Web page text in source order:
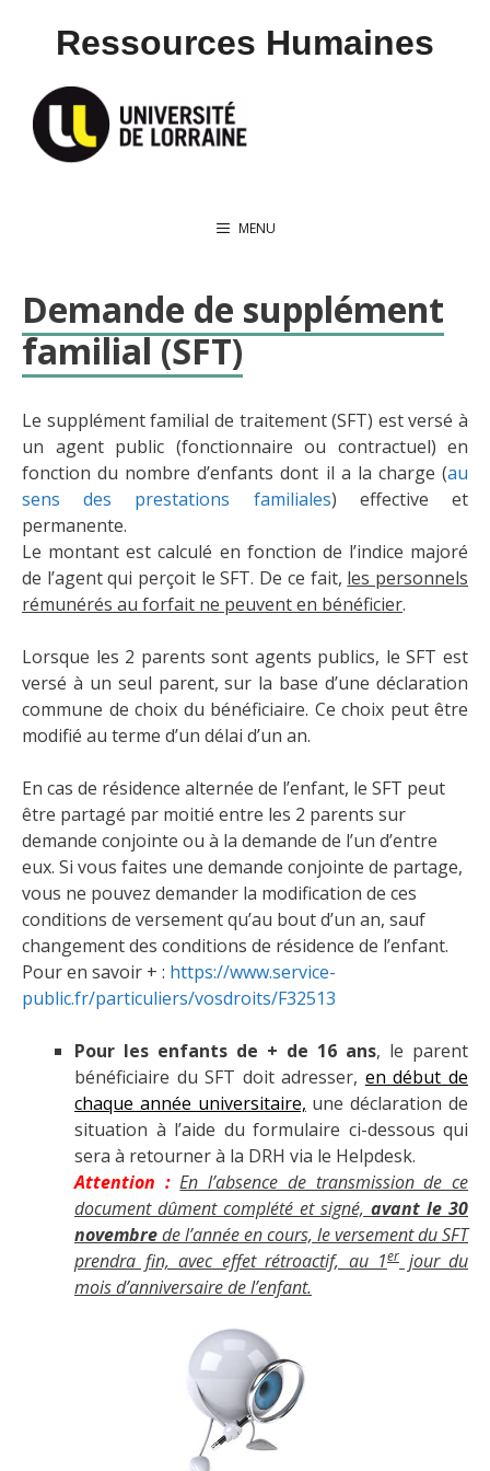
Ressources Humaines
MENU
Demande de supplément
familial (SFT)
Le supplément familial de traitement (SFT) est versé à
un agent public (fonctionnaire ou contractuel) en
fonction du nombre d’enfants dont il a la charge (au
sens des prestations familiales) effective et
permanente.
Le montant est calculé en fonction de l’indice majoré
de l’agent qui perçoit le SFT. De ce fait, les personnels
rémunérés au forfait ne peuvent en bénéficier.
Lorsque les 2 parents sont agents publics, le SFT est
versé à un seul parent, sur la base d’une déclaration
commune de choix du bénéficiaire. Ce choix peut être
modifié au terme d’un délai d’un an.
En cas de résidence alternée de l’enfant, le SFT peut
être partagé par moitié entre les 2 parents sur
demande conjointe ou à la demande de l’un d’entre
eux. Si vous faites une demande conjointe de partage,
vous ne pouvez demander la modification de ces
conditions de versement qu’au bout d’un an, sauf
changement des conditions de résidence de l’enfant.
Pour en savoir + : https://www.service-
public.fr/particuliers/vosdroits/F32513
Pour les enfants de + de 16 ans, le parent
bénéficiaire du SFT doit adresser, en début de
chaque année universitaire, une déclaration de
situation à l’aide du formulaire ci-dessous qui
sera à retourner à la DRH via le Helpdesk.
Attention :En l’absence de transmission de ce
document dûment complété et signé, avant le 30
novembrede l’année en cours, le versement du SFT
prendra fin, avec effet rétroactif, au 1er jour du
mois d’anniversaire de l’enfant.